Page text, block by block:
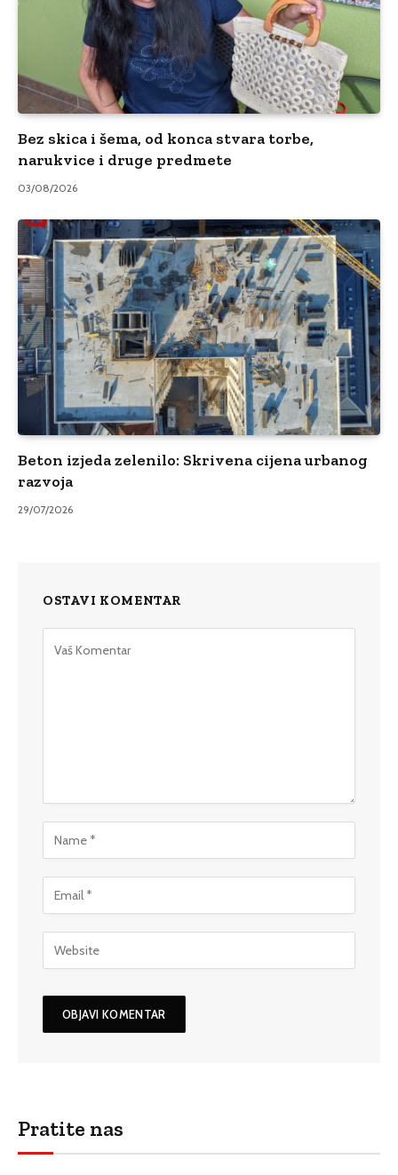
Bez skica i šema, od konca stvara torbe,
narukvice i druge predmete
03/08/2026
Beton izjeda zelenilo: Skrivena cijena urbanog
razvoja
29/07/2026
OSTAVI KOMENTAR
Pratite nas